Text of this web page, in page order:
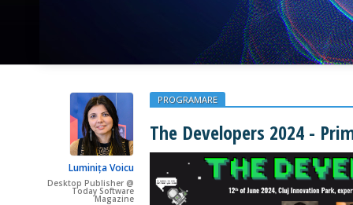
Luminița Voicu
Desktop Publisher @
Today Software
Magazine
PROGRAMARE
The Developers 2024 -